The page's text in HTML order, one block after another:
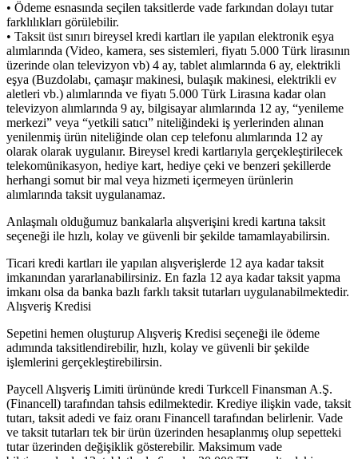
• Ödeme esnasında seçilen taksitlerde vade farkından dolayı tutar
farklılıkları görülebilir.
• Taksit üst sınırı bireysel kredi kartları ile yapılan elektronik eşya
alımlarında (Video, kamera, ses sistemleri, fiyatı 5.000 Türk lirasının
üzerinde olan televizyon vb) 4 ay, tablet alımlarında 6 ay, elektrikli
eşya (Buzdolabı, çamaşır makinesi, bulaşık makinesi, elektrikli ev
aletleri vb.) alımlarında ve fiyatı 5.000 Türk Lirasına kadar olan
televizyon alımlarında 9 ay, bilgisayar alımlarında 12 ay, “yenileme
merkezi” veya “yetkili satıcı” niteliğindeki iş yerlerinden alınan
yenilenmiş ürün niteliğinde olan cep telefonu alımlarında 12 ay
olarak olarak uygulanır. Bireysel kredi kartlarıyla gerçekleştirilecek
telekomünikasyon, hediye kart, hediye çeki ve benzeri şekillerde
herhangi somut bir mal veya hizmeti içermeyen ürünlerin
alımlarında taksit uygulanamaz.
Anlaşmalı olduğumuz bankalarla alışverişini kredi kartına taksit
seçeneği ile hızlı, kolay ve güvenli bir şekilde tamamlayabilirsin.
Ticari kredi kartları ile yapılan alışverişlerde 12 aya kadar taksit
imkanından yararlanabilirsiniz. En fazla 12 aya kadar taksit yapma
imkanı olsa da banka bazlı farklı taksit tutarları uygulanabilmektedir.
Alışveriş Kredisi
Sepetini hemen oluşturup Alışveriş Kredisi seçeneği ile ödeme
adımında taksitlendirebilir, hızlı, kolay ve güvenli bir şekilde
işlemlerini gerçekleştirebilirsin.
Paycell Alışveriş Limiti ürününde kredi Turkcell Finansman A.Ş.
(Financell) tarafından tahsis edilmektedir. Krediye ilişkin vade, taksit
tutarı, taksit adedi ve faiz oranı Financell tarafından belirlenir. Vade
ve taksit tutarları tek bir ürün üzerinden hesaplanmış olup sepetteki
tutar üzerinden değişiklik gösterebilir. Maksimum vade